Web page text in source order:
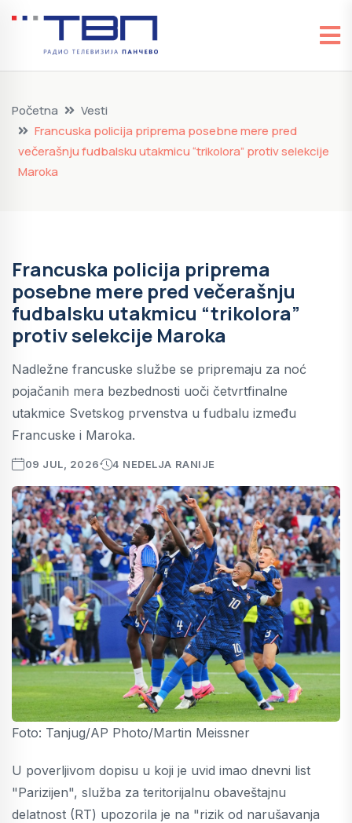
Početna
Vesti
Francuska policija priprema posebne mere pred
večerašnju fudbalsku utakmicu “trikolora” protiv selekcije
Maroka
Francuska policija priprema
posebne mere pred večerašnju
fudbalsku utakmicu “trikolora”
protiv selekcije Maroka
Nadležne francuske službe se pripremaju za noć
pojačanih mera bezbednosti uoči četvrtfinalne
utakmice Svetskog prvenstva u fudbalu između
Francuske i Maroka.
09 JUL, 2026 4 NEDELJA RANIJE
Foto: Tanjug/AP Photo/Martin Meissner
U poverljivom dopisu u koji je uvid imao dnevni list
"Parizijen", služba za teritorijalnu obaveštajnu
delatnost (RT) upozorila je na "rizik od narušavanja